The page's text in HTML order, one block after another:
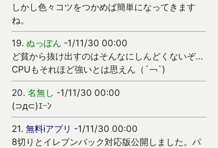
しかし色々コツをつかめば簡単になってきます
ね。
19. ぬっぽん -1/11/30 00:00
ど貧から抜け出すのはそんなにしんどくないぞ…
CPUもそれほど強いとは思えん（´￢`)
20. 名無し -1/11/30 00:00
(⊃д⊂)ｴｰﾝ
21. 無料iアプリ -1/11/30 00:00
8切りとイレブンバック対応版公開しました。パ